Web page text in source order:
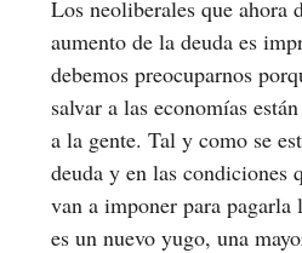
Los neoliberales que ahora
aumento de la deuda es
debemos preocuparnos
salvar a las economías
a la gente. Tal y como se
deuda y en las condiciones
van a imponer para pagarla
es un nuevo yugo, una